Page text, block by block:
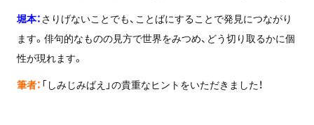
堀本：さりげないことでも、ことばにすることで発見につながり
ます。俳句的なものの見方で世界をみつめ、どう切り取るかに個
性が現れます。
筆者： 「しみじみばえ」の貴重なヒントをいただきました！